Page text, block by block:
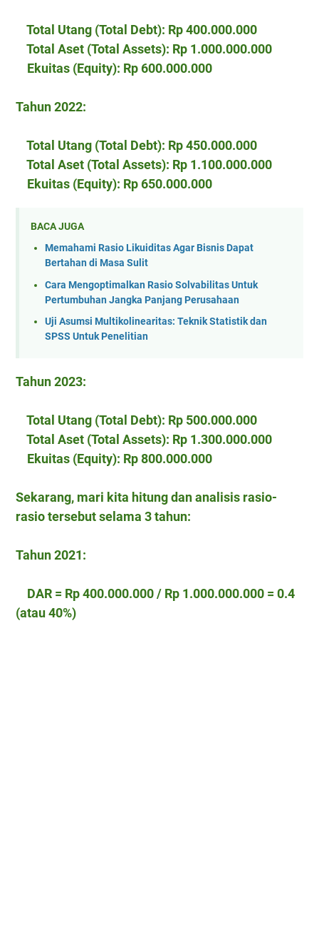
Total Utang (Total Debt): Rp 400.000.000
Total Aset (Total Assets): Rp 1.000.000.000
Ekuitas (Equity): Rp 600.000.000
Tahun 2022:
Total Utang (Total Debt): Rp 450.000.000
Total Aset (Total Assets): Rp 1.100.000.000
Ekuitas (Equity): Rp 650.000.000
BACA JUGA
Memahami Rasio Likuiditas Agar Bisnis Dapat
Bertahan di Masa Sulit
Cara Mengoptimalkan Rasio Solvabilitas Untuk
Pertumbuhan Jangka Panjang Perusahaan
Uji Asumsi Multikolinearitas: Teknik Statistik dan
SPSS Untuk Penelitian
Tahun 2023:
Total Utang (Total Debt): Rp 500.000.000
Total Aset (Total Assets): Rp 1.300.000.000
Ekuitas (Equity): Rp 800.000.000
Sekarang, mari kita hitung dan analisis rasio-
rasio tersebut selama 3 tahun:
Tahun 2021:
DAR = Rp 400.000.000 / Rp 1.000.000.000 = 0.4
(atau 40%)